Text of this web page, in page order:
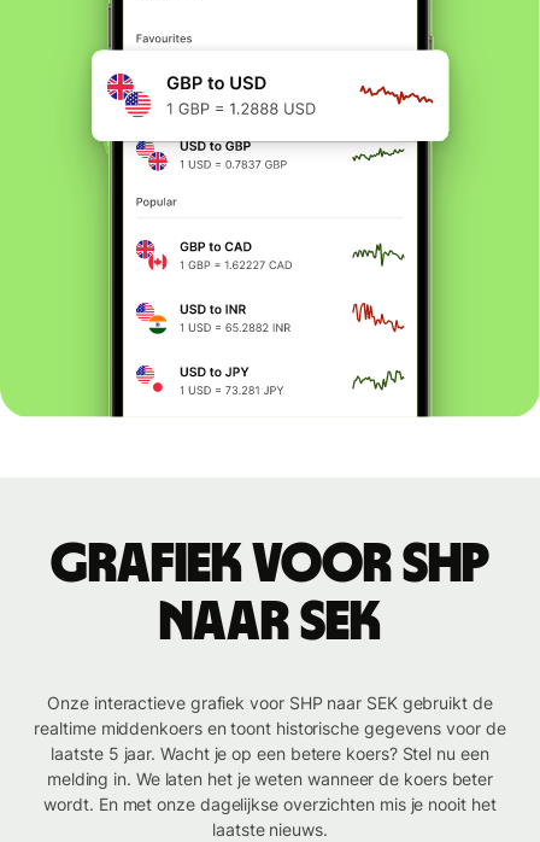
Grafiek voor SHP
naar SEK
Onze interactieve grafiek voor SHP naar SEK gebruikt de
realtime middenkoers en toont historische gegevens voor de
laatste 5 jaar. Wacht je op een betere koers? Stel nu een
melding in. We laten het je weten wanneer de koers beter
wordt. En met onze dagelijkse overzichten mis je nooit het
laatste nieuws.